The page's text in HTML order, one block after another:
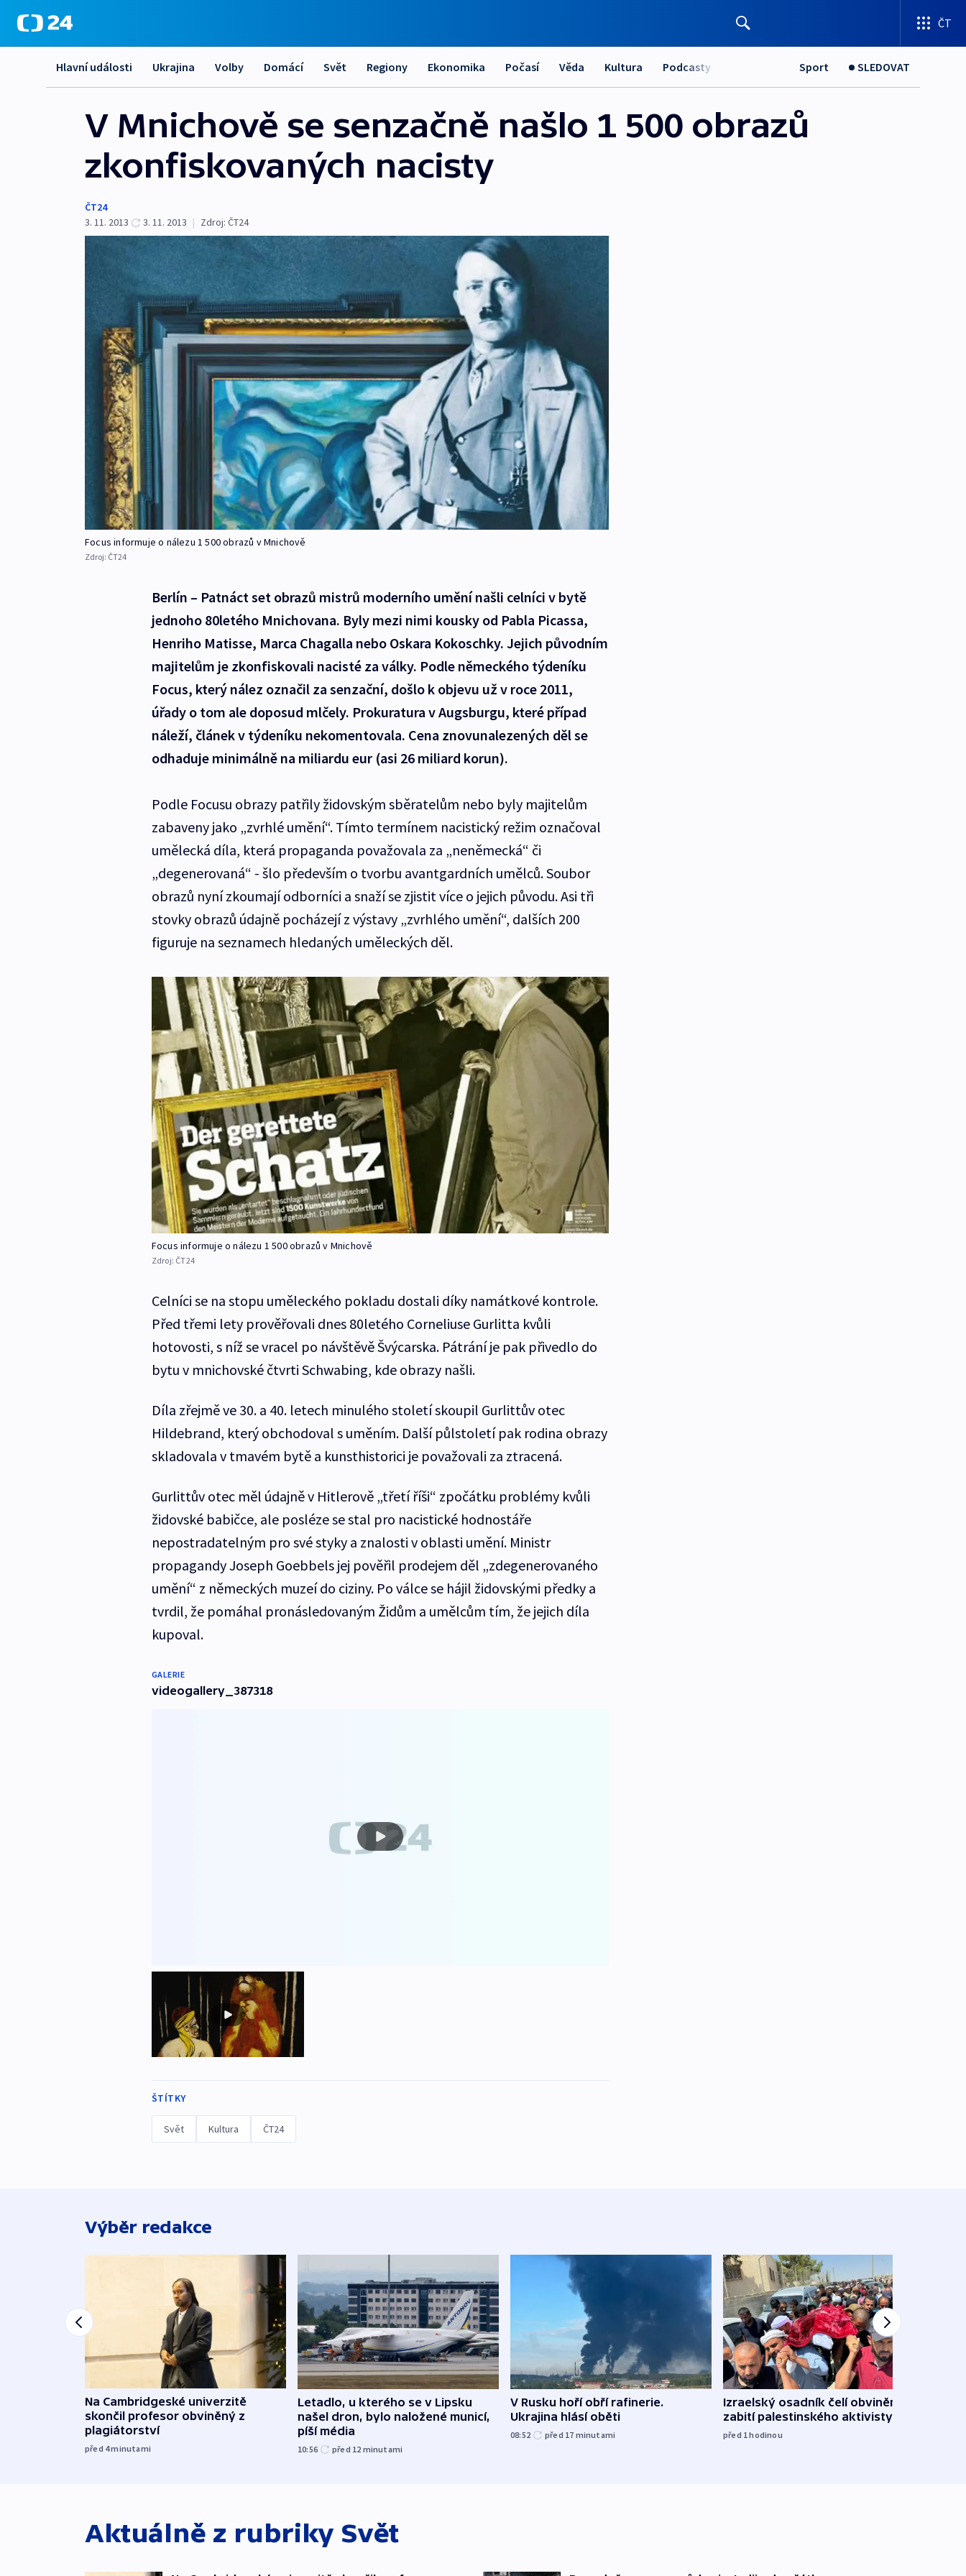
ČT
Hlavní události Ukrajina Volby Domácí Svět Regiony Ekonomika Počasí Věda Kultura Podcasty Sport SLEDOVAT
V Mnichově se senzačně našlo 1 500 obrazů
zkonfiskovaných nacisty
ČT24
3. 11. 2013
3. 11. 2013 | Zdroj: ČT24
Focus informuje o nálezu 1 500 obrazů v Mnichově
Zdroj: ČT24
Berlín – Patnáct set obrazů mistrů moderního umění našli celníci v bytě
jednoho 80letého Mnichovana. Byly mezi nimi kousky od Pabla Picassa,
Henriho Matisse, Marca Chagalla nebo Oskara Kokoschky. Jejich původním
majitelům je zkonfiskovali nacisté za války. Podle německého týdeníku
Focus, který nález označil za senzační, došlo k objevu už v roce 2011,
úřady o tom ale doposud mlčely. Prokuratura v Augsburgu, které případ
náleží, článek v týdeníku nekomentovala. Cena znovunalezených děl se
odhaduje minimálně na miliardu eur (asi 26 miliard korun).
Podle Focusu obrazy patřily židovským sběratelům nebo byly majitelům
zabaveny jako „zvrhlé umění“. Tímto termínem nacistický režim označoval
umělecká díla, která propaganda považovala za „neněmecká“ či
„degenerovaná“ - šlo především o tvorbu avantgardních umělců. Soubor
obrazů nyní zkoumají odborníci a snaží se zjistit více o jejich původu. Asi tři
stovky obrazů údajně pocházejí z výstavy „zvrhlého umění“, dalších 200
figuruje na seznamech hledaných uměleckých děl.
Focus informuje o nálezu 1 500 obrazů v Mnichově
Zdroj: ČT24
Celníci se na stopu uměleckého pokladu dostali díky namátkové kontrole.
Před třemi lety prověřovali dnes 80letého Corneliuse Gurlitta kvůli
hotovosti, s níž se vracel po návštěvě Švýcarska. Pátrání je pak přivedlo do
bytu v mnichovské čtvrti Schwabing, kde obrazy našli.
Díla zřejmě ve 30. a 40. letech minulého století skoupil Gurlittův otec
Hildebrand, který obchodoval s uměním. Další půlstoletí pak rodina obrazy
skladovala v tmavém bytě a kunsthistorici je považovali za ztracená.
Gurlittův otec měl údajně v Hitlerově „třetí říši“ zpočátku problémy kvůli
židovské babičce, ale posléze se stal pro nacistické hodnostáře
nepostradatelným pro své styky a znalosti v oblasti umění. Ministr
propagandy Joseph Goebbels jej pověřil prodejem děl „zdegenerovaného
umění“ z německých muzeí do ciziny. Po válce se hájil židovskými předky a
tvrdil, že pomáhal pronásledovaným Židům a umělcům tím, že jejich díla
kupoval.
GALERIE
videogallery_387318
ŠTÍTKY
Svět Kultura ČT24
Výběr redakce
Na Cambridgeské univerzitě
skončil profesor obviněný z
plagiátorství
před 4minutami
Letadlo, u kterého se v Lipsku
našel dron, bylo naložené municí,
píší média
10:56 před 12 minutami
V Rusku hoří obří rafinerie.
Ukrajina hlásí oběti
08:52 před 17 minutami
Izraelský osadník čelí obvinění ze
zabití palestinského aktivisty
před 1hodinou
Aktuálně z rubriky Svět